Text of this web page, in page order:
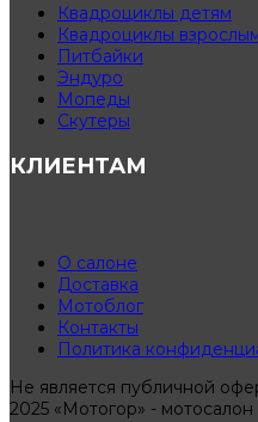
Квадроциклы детям
Квадроциклы
Питбайки
Эндуро
Мопеды
Скутеры
КЛИЕНТАМ
О салоне
Доставка
Мотоблог
Контакты
Политика
Не является публичной
2025 «Мотогор» -